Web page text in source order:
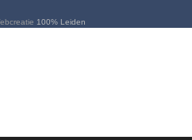
100% Leiden